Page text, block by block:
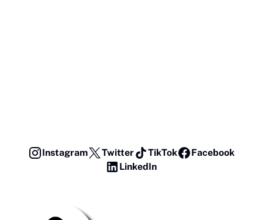
Instagram Twitter TikTok
Facebook
LinkedIn